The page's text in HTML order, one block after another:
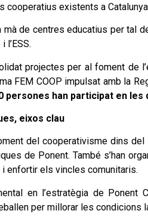
cooperatius existents a
mà de centres educatius per tal
l’ESS.
projectes per al foment de
FEM COOP impulsat amb la
persones han participat en
eixos clau
del cooperativisme dins
de Ponent. També s’han
enfortir els vincles comunitaris.
en l’estratègia de Ponent
per millorar les condicions